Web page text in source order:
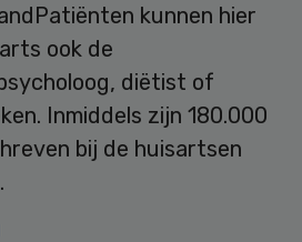
kunnen hier
ook de
diëtist of
Inmiddels zijn 180.000
bij de huisartsen